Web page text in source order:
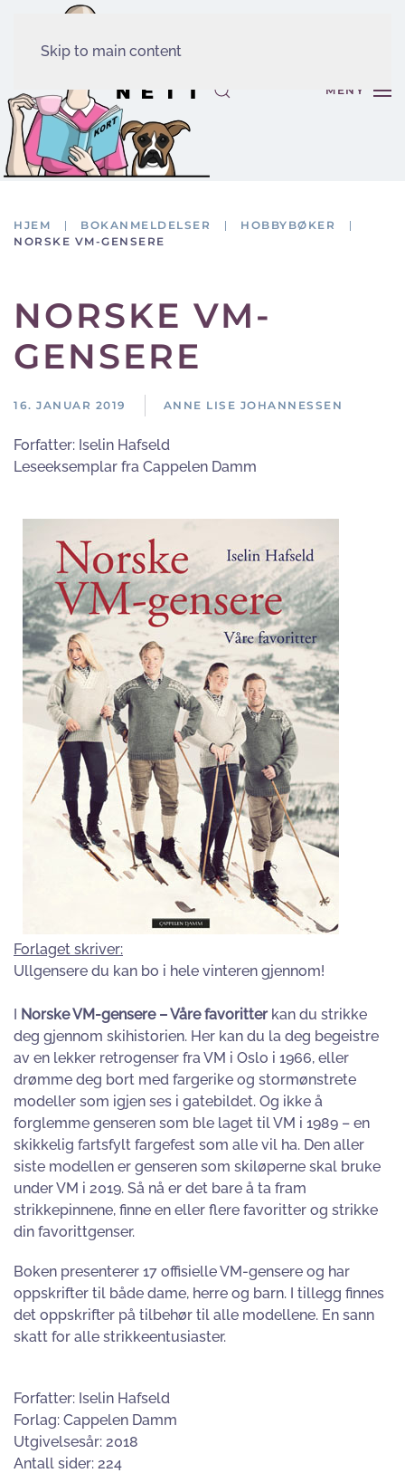
Skip to main content
MENY
HJEM BOKANMELDELSER
HOBBYBØKER
NORSKE VM-GENSERE
NORSKE VM-
GENSERE
16. JANUAR 2019 ANNE LISE JOHANNESSEN
Forfatter: Iselin Hafseld
Leseeksemplar fra Cappelen Damm
Forlaget skriver:
Ullgensere du kan bo i hele vinteren gjennom!
I Norske VM-gensere – Våre favoritter kan du strikke
deg gjennom skihistorien. Her kan du la deg begeistre
av en lekker retrogenser fra VM i Oslo i 1966, eller
drømme deg bort med fargerike og stormønstrete
modeller som igjen ses i gatebildet. Og ikke å
forglemme genseren som ble laget til VM i 1989 – en
skikkelig fartsfylt fargefest som alle vil ha. Den aller
siste modellen er genseren som skiløperne skal bruke
under VM i 2019. Så nå er det bare å ta fram
strikkepinnene, finne en eller flere favoritter og strikke
din favorittgenser.
Boken presenterer 17 offisielle VM-gensere og har
oppskrifter til både dame, herre og barn. I tillegg finnes
det oppskrifter på tilbehør til alle modellene. En sann
skatt for alle strikkeentusiaster.
Forfatter: Iselin Hafseld
Forlag: Cappelen Damm
Utgivelsesår: 2018
Antall sider: 224